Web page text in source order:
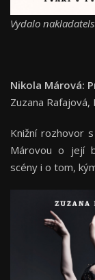
Vydalo
Nikola Márová:
Zuzana Rafajová,
Knižní rozhovor
Márovou o její
scény i o tom,